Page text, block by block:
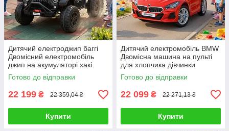
Дитячий електроджип баггі
Двомісний електромобіль
джип на акумуляторі хакі
пульт світло звук у наборі
подарунок
Готово до відправки
22 199 ₴ 22 359,04 ₴
Купити
Дитячий електромобіль BMW
Двомісна машина на пульті
для хлопчика дівчинки
червоний світло звук у наборі
подарунок
Готово до відправки
22 099 ₴ 22 271,13 ₴
Купити